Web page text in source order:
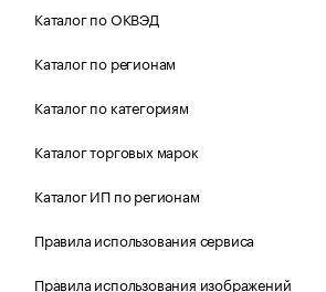
Каталог по ОКВЭД
Каталог по регионам
Каталог по категориям
Каталог торговых марок
Каталог ИП по регионам
Правила использования сервиса
Правила использования изображений